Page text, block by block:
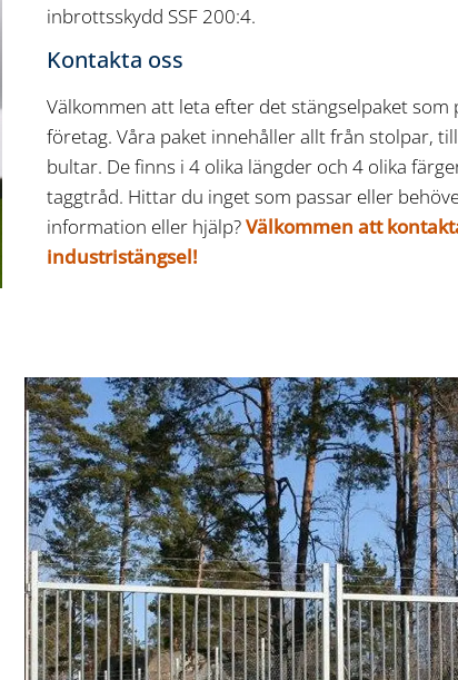
inbrottsskydd SSF 200:4.
Kontakta oss
Välkommen att leta efter det stängselpaket som
företag. Våra paket innehåller allt från stolpar,
bultar. De finns i 4 olika längder och 4 olika
taggtråd. Hittar du inget som passar eller
information eller hjälp?Välkommen att
industristängsel!